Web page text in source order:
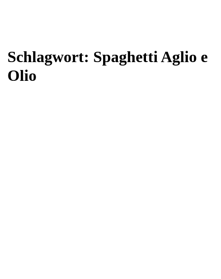
Schlagwort: Spaghetti Aglio e
Olio